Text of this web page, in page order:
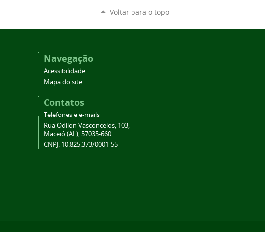
Voltar para o topo
Navegação
Acessibilidade
Mapa do site
Contatos
Telefones e e-mails
Rua Odilon Vasconcelos, 103,
Maceió (AL), 57035-660
CNPJ: 10.825.373/0001-55